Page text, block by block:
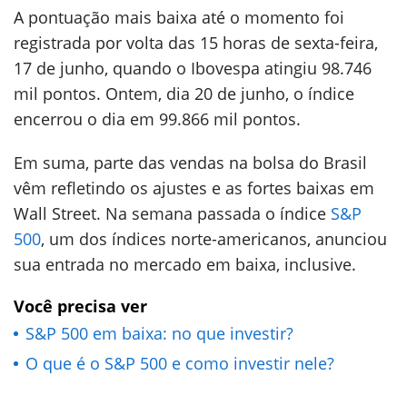
A pontuação mais baixa até o momento foi
registrada por volta das 15 horas de sexta-feira,
17 de junho, quando o Ibovespa atingiu 98.746
mil pontos. Ontem, dia 20 de junho, o índice
encerrou o dia em 99.866 mil pontos.
Em suma, parte das vendas na bolsa do Brasil
vêm refletindo os ajustes e as fortes baixas em
Wall Street. Na semana passada o índice S&P
500, um dos índices norte-americanos, anunciou
sua entrada no mercado em baixa, inclusive.
Você precisa ver
S&P 500 em baixa: no que investir?
O que é o S&P 500 e como investir nele?